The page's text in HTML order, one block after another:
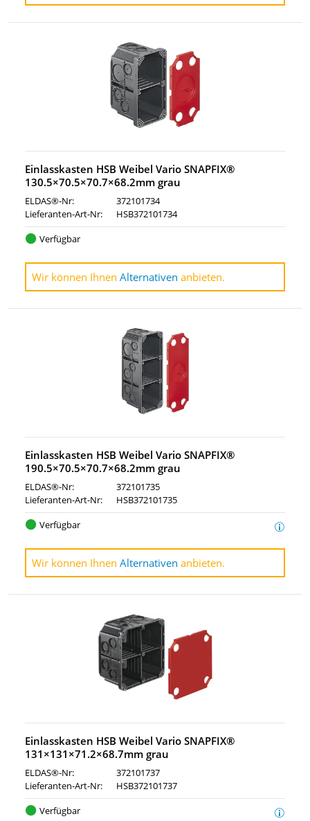
Einlasskasten HSB Weibel Vario SNAPFIX®
130.5×70.5×70.7×68.2mm grau
ELDAS®-Nr:
372101734
Lieferanten-Art-Nr:
HSB372101734
Verfügbar
Wir können Ihnen Alternativen anbieten.
Einlasskasten HSB Weibel Vario SNAPFIX®
190.5×70.5×70.7×68.2mm grau
ELDAS®-Nr:
372101735
Lieferanten-Art-Nr:
HSB372101735
Verfügbar
Wir können Ihnen Alternativen anbieten.
Einlasskasten HSB Weibel Vario SNAPFIX®
131×131×71.2×68.7mm grau
ELDAS®-Nr:
372101737
Lieferanten-Art-Nr:
HSB372101737
Verfügbar